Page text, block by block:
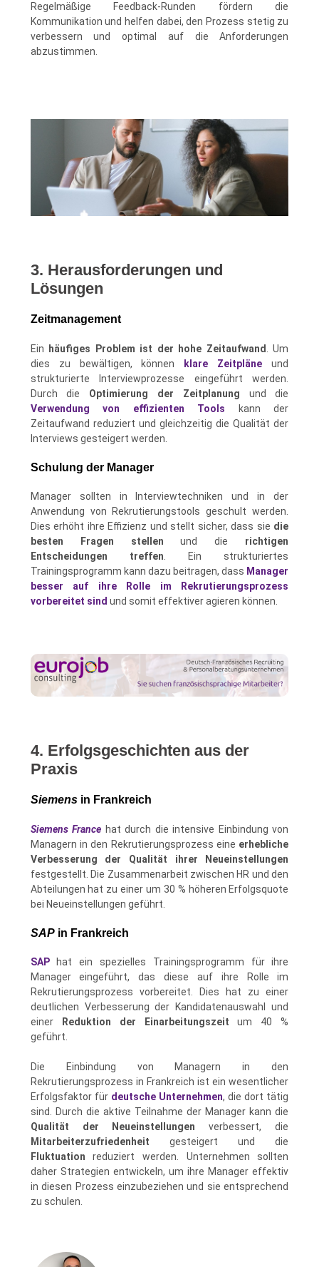
Regelmäßige Feedback-Runden fördern die
Kommunikation und helfen dabei, den Prozess stetig zu
verbessern und optimal auf die Anforderungen
abzustimmen.
3. Herausforderungen und
Lösungen
Zeitmanagement
Ein häufiges Problem ist der hohe Zeitaufwand . Um
dies zu bewältigen, können klare Zeitpläne und
strukturierte Interviewprozesse eingeführt werden.
Durch die Optimierung der Zeitplanung und die
Verwendung von effizienten Tools kann der
Zeitaufwand reduziert und gleichzeitig die Qualität der
Interviews gesteigert werden.
Schulung der Manager
Manager sollten in Interviewtechniken und in der
Anwendung von Rekrutierungstools geschult werden.
Dies erhöht ihre Effizienz und stellt sicher, dass sie die
besten Fragen stellen und die richtigen
Entscheidungen treffen . Ein strukturiertes
Trainingsprogramm kann dazu beitragen, dass Manager
besser auf ihre Rolle im Rekrutierungsprozess
vorbereitet sind und somit effektiver agieren können.
4. Erfolgsgeschichten aus der
Praxis
Siemensin Frankreich
Siemens France hat durch die intensive Einbindung von
Managern in den Rekrutierungsprozess eine erhebliche
Verbesserung der Qualität ihrer Neueinstellungen
festgestellt. Die Zusammenarbeit zwischen HR und den
Abteilungen hat zu einer um 30 % höheren Erfolgsquote
bei Neueinstellungen geführt.
SAPin Frankreich
SAPhat ein spezielles Trainingsprogramm für ihre
Manager eingeführt, das diese auf ihre Rolle im
Rekrutierungsprozess vorbereitet. Dies hat zu einer
deutlichen Verbesserung der Kandidatenauswahl und
einer
Reduktion der Einarbeitungszeit um 40 %
geführt.
Die Einbindung von Managern in den
Rekrutierungsprozess in Frankreich ist ein wesentlicher
Erfolgsfaktor für deutsche Unternehmen, die dort tätig
sind. Durch die aktive Teilnahme der Manager kann die
Qualität der Neueinstellungen verbessert, die
Mitarbeiterzufriedenheit gesteigert und die
Fluktuation reduziert werden. Unternehmen sollten
daher Strategien entwickeln, um ihre Manager effektiv
in diesen Prozess einzubeziehen und sie entsprechend
zu schulen.